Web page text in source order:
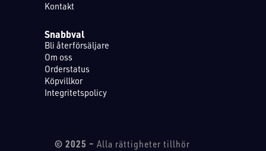
Kontakt
Snabbval
Bli återförsäljare
Om oss
Orderstatus
Köpvillkor
Integritetspolicy
© 2025 – Alla rättigheter tillhör